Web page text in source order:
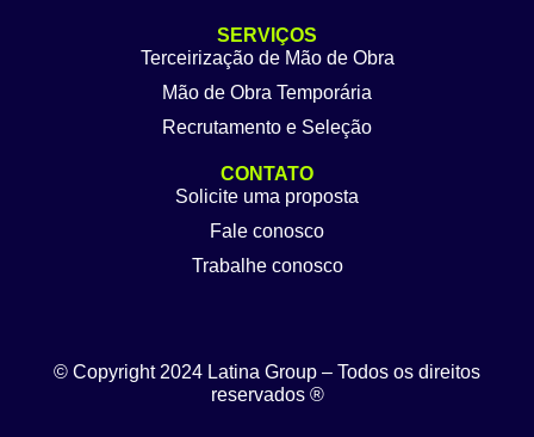
SERVIÇOS
Terceirização de Mão de Obra
Mão de Obra Temporária
Recrutamento e Seleção
CONTATO
Solicite uma proposta
Fale conosco
Trabalhe conosco
© Copyright 2024 Latina Group – Todos os direitos
reservados ®